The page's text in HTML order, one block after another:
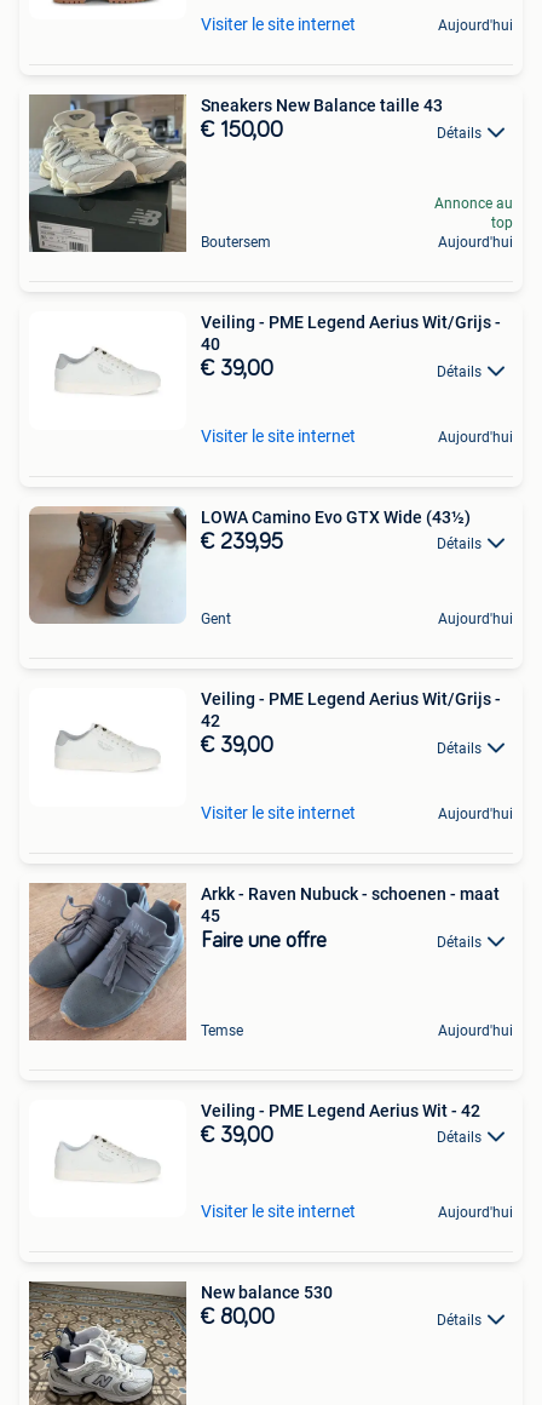
Visiter le site internet Aujourd'hui
Sneakers New Balance taille 43
€ 150,00 Détails
Boutersem
Annonce au
top
Aujourd'hui
Veiling - PME Legend Aerius Wit/Grijs -
40
€ 39,00 Détails
Visiter le site internet Aujourd'hui
LOWA Camino Evo GTX Wide (43½)
€ 239,95 Détails
Gent Aujourd'hui
Veiling - PME Legend Aerius Wit/Grijs -
42
€ 39,00 Détails
Visiter le site internet Aujourd'hui
Arkk - Raven Nubuck - schoenen - maat
45
Faire une offre Détails
Temse Aujourd'hui
Veiling - PME Legend Aerius Wit - 42
€ 39,00 Détails
Visiter le site internet Aujourd'hui
New balance 530
€ 80,00 Détails